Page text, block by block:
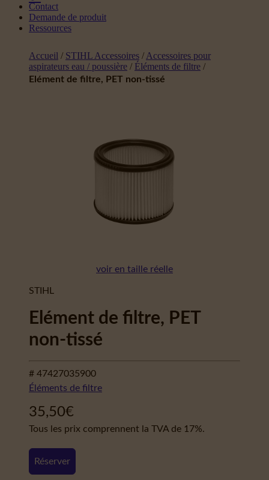
Contact
Demande de produit
Ressources
Accueil / STIHL Accessoires / Accessoires pour
aspirateurs eau / poussière / Éléments de filtre /
Elément de filtre, PET non-tissé
voir en taille réelle
STIHL
Elément de filtre, PET
non-tissé
# 47427035900
Éléments de filtre
35,50€
Tous les prix comprennent la TVA de 17%.
Réserver